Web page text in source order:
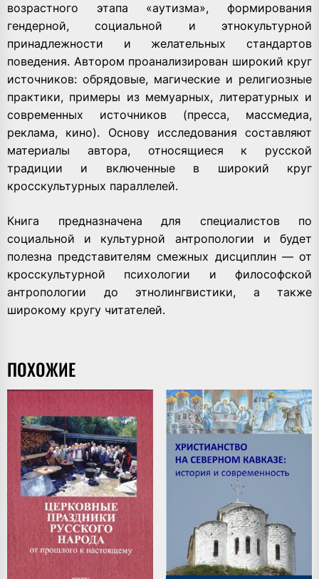
возрастного этапа «аутизма», формирования
гендерной, социальной и этнокультурной
принадлежности и желательных стандартов
поведения. Автором проанализирован широкий круг
источников: обрядовые, магические и религиозные
практики, примеры из мемуарных, литературных и
современных источников (пресса, массмедиа,
реклама, кино). Основу исследования составляют
материалы автора, относящиеся к русской
традиции и включенные в широкий круг
кросскультурных параллелей.
Книга предназначена для специалистов по
социальной и культурной антропологии и будет
полезна представителям смежных дисциплин — от
кросскультурной психологии и философской
антропологии до этнолингвистики, а также
широкому кругу читателей.
ПОХОЖИЕ